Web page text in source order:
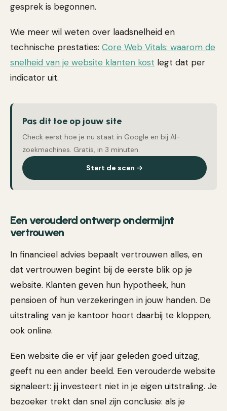
gesprek is begonnen.
Wie meer wil weten over laadsnelheid en
technische prestaties: Core Web Vitals: waarom de
snelheid van je website klanten kost legt dat per
indicator uit.
Pas dit toe op jouw site
Check eerst hoe je nu staat in Google en bij AI-
zoekmachines. Gratis, in 3 minuten.
Start de scan →
Een verouderd ontwerp ondermijnt
vertrouwen
In financieel advies bepaalt vertrouwen alles, en
dat vertrouwen begint bij de eerste blik op je
website. Klanten geven hun hypotheek, hun
pensioen of hun verzekeringen in jouw handen. De
uitstraling van je kantoor hoort daarbij te kloppen,
ook online.
Een website die er vijf jaar geleden goed uitzag,
geeft nu een ander beeld. Een verouderde website
signaleert: jij investeert niet in je eigen uitstraling. Je
bezoeker trekt dan snel zijn conclusie: als je